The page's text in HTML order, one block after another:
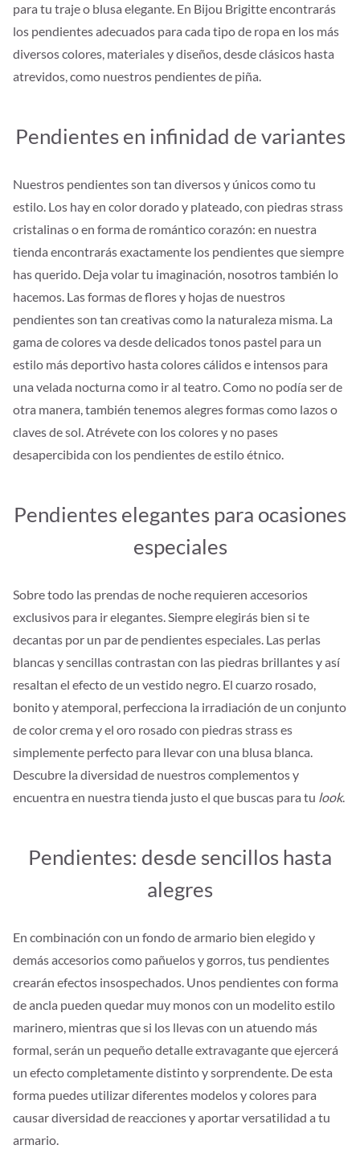
para tu traje o blusa elegante. En Bijou Brigitte encontrarás
los pendientes adecuados para cada tipo de ropa en los más
diversos colores, materiales y diseños, desde clásicos hasta
atrevidos, como nuestros pendientes de piña.
Pendientes en infinidad de variantes
Nuestros pendientes son tan diversos y únicos como tu
estilo. Los hay en color dorado y plateado, con piedras strass
cristalinas o en forma de romántico corazón: en nuestra
tienda encontrarás exactamente los pendientes que siempre
has querido. Deja volar tu imaginación, nosotros también lo
hacemos. Las formas de flores y hojas de nuestros
pendientes son tan creativas como la naturaleza misma. La
gama de colores va desde delicados tonos pastel para un
estilo más deportivo hasta colores cálidos e intensos para
una velada nocturna como ir al teatro. Como no podía ser de
otra manera, también tenemos alegres formas como lazos o
claves de sol. Atrévete con los colores y no pases
desapercibida con los pendientes de estilo étnico.
Pendientes elegantes para ocasiones
especiales
Sobre todo las prendas de noche requieren accesorios
exclusivos para ir elegantes. Siempre elegirás bien si te
decantas por un par de pendientes especiales. Las perlas
blancas y sencillas contrastan con las piedras brillantes y así
resaltan el efecto de un vestido negro. El cuarzo rosado,
bonito y atemporal, perfecciona la irradiación de un conjunto
de color crema y el oro rosado con piedras strass es
simplemente perfecto para llevar con una blusa blanca.
Descubre la diversidad de nuestros complementos y
encuentra en nuestra tienda justo el que buscas para tu look.
Pendientes: desde sencillos hasta
alegres
En combinación con un fondo de armario bien elegido y
demás accesorios como pañuelos y gorros, tus pendientes
crearán efectos insospechados. Unos pendientes con forma
de ancla pueden quedar muy monos con un modelito estilo
marinero, mientras que si los llevas con un atuendo más
formal, serán un pequeño detalle extravagante que ejercerá
un efecto completamente distinto y sorprendente. De esta
forma puedes utilizar diferentes modelos y colores para
causar diversidad de reacciones y aportar versatilidad a tu
armario.